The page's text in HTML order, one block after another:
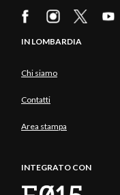
IN LOMBARDIA
Chi siamo
Contatti
Area stampa
INTEGRATO CON